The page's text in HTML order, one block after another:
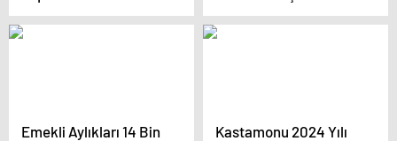
Hazırlıyor
Sağlayan Askeri Kargo
Uçağı Ürdün’e İndi
Emekli Aylıkları 14 Bin
Kastamonu 2024 Yılı